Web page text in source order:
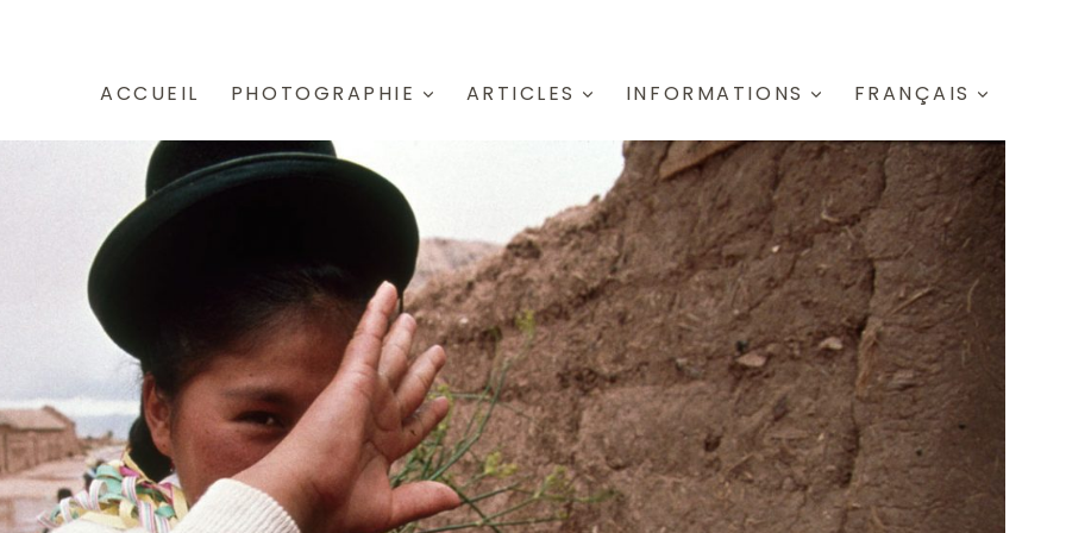
ACCUEIL PHOTOGRAPHIE ARTICLES INFORMATIONS FRANÇAIS